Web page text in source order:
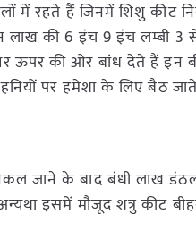
में रहते हैं जिनमें शिशु कीट
लाख की 6 इंच 9 इंच लम्बी
ऊपर की ओर बांध देते हैं
पर हमेशा के लिए बैठ
जाने के बाद बंधी लाख
अन्यथा इसमें मौजूद शत्रु